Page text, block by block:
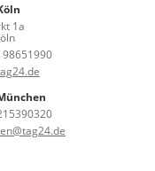
1a
98651990